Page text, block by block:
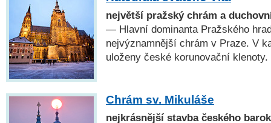
největší pražský chrám a
— Hlavní dominanta Pražského
nejvýznamnější chrám v Praze. V
uloženy české korunovační klenoty.
Chrám sv. Mikuláše
nejkrásnější stavba českého